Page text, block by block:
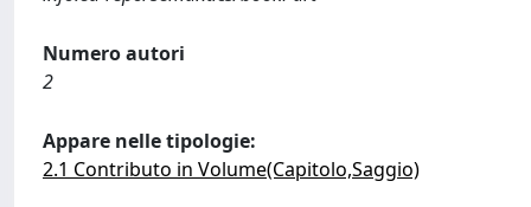
Numero autori
2
Appare nelle tipologie:
2.1 Contributo in Volume(Capitolo,Saggio)